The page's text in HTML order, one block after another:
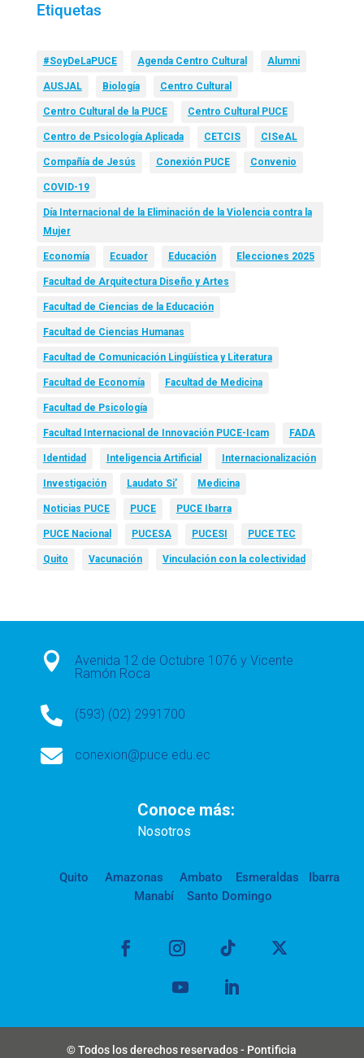
Etiquetas
#SoyDeLaPUCE Agenda Centro Cultural Alumni
AUSJAL Biología Centro Cultural
Centro Cultural de la PUCE Centro Cultural PUCE
Centro de Psicología Aplicada CETCIS CISeAL
Compañía de Jesús Conexión PUCE Convenio
COVID-19
Día Internacional de la Eliminación de la Violencia contra la
Mujer
Economía Ecuador Educación Elecciones 2025
Facultad de Arquitectura Diseño y Artes
Facultad de Ciencias de la Educación
Facultad de Ciencias Humanas
Facultad de Comunicación Lingüística y Literatura
Facultad de Economía Facultad de Medicina
Facultad de Psicología
Facultad Internacional de Innovación PUCE-Icam FADA
Identidad Inteligencia Artificial Internacionalización
Investigación Laudato Si’ Medicina
Noticias PUCE PUCE PUCE Ibarra
PUCE Nacional PUCESA PUCESI PUCE TEC
Quito Vacunación Vinculación con la colectividad

Avenida 12 de Octubre 1076 y Vicente
Ramón Roca
 (593) (02) 2991700
 conexion@puce.edu.ec
Conoce más:
Nosotros
Quito Amazonas Ambato Esmeraldas
Ibarra
Manabí
Santo Domingo
© Todos los derechos reservados - Pontificia